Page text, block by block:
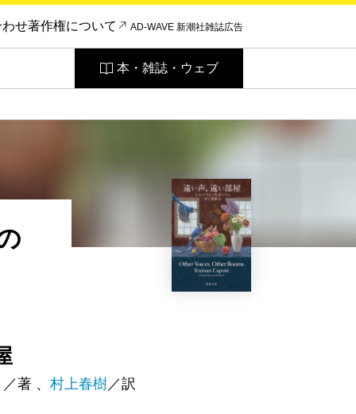
せ著作権について AD-WAVE 新潮社雑誌広告
本・雑誌・ウェブ
／著 、 村上春樹／訳